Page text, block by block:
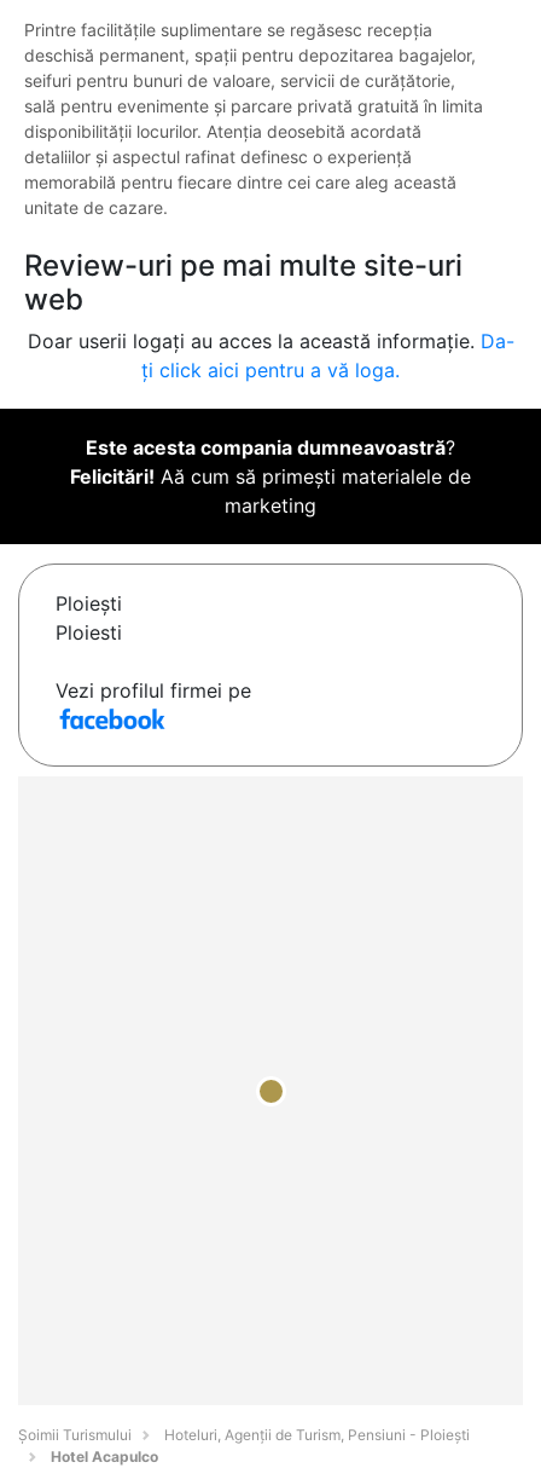
Printre facilitățile suplimentare se regăsesc recepția
deschisă permanent, spații pentru depozitarea bagajelor,
seifuri pentru bunuri de valoare, servicii de curățătorie,
sală pentru evenimente și parcare privată gratuită în limita
disponibilității locurilor. Atenția deosebită acordată
detaliilor și aspectul rafinat definesc o experiență
memorabilă pentru fiecare dintre cei care aleg această
unitate de cazare.
Review-uri pe mai multe site-uri
web
Doar userii logați au acces la această informație. Da-
ți click aici pentru a vă loga.
Este acesta compania dumneavoastră?
Felicitări! Aă cum să primești materialele de
marketing
Ploieşti
Ploiesti
Vezi profilul firmei pe
Șoimii Turismului
Hoteluri, Agenții de Turism, Pensiuni - Ploieşti
Hotel Acapulco